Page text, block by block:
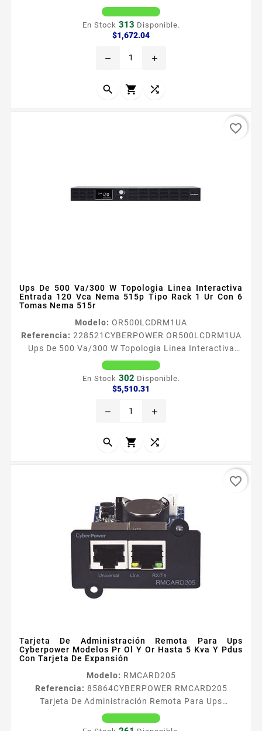
515p Tipo Gabinete Compacto Con 8 Tomas Nema
515r CyberPower CP425SLG garantiza la
proteccioacuten de respaldo de energiacutea para
de almacenamiento El producto adopta una
ahorro de energiacutea para ahorrar costos de...
En Stock 313 Disponible.
$1,672.04Precio
remove add
  
Ups De 500 Va/300 W Topologia Linea Interactiva
Entrada 120 Vca Nema 515p Tipo Rack 1 Ur Con 6
Tomas Nema 515r
Modelo: OR500LCDRM1UA
Referencia: 228521 CYBERPOWER OR500LCDRM1UA
Ups De 500 Va/300 W Topologia Linea Interactiva
Entrada 120 Vca Nema 515p Tipo Rack 1 Ur Con 6
Tomas Nema 515r CyberPower OR500LCDRM1U es
un UPS interactivo en liacutenea que ofrece
dispositivos de sistemas de oficina que incluyen PC
perifeacutericos Normalmente se integra en...
En Stock 302 Disponible.
$5,510.31
remove add
  
favorite_border
Tarjeta De Administración Remota Para Ups
Cyberpower Modelos Pr Ol Y Or Hasta 5 Kva Y Pdus
Con Tarjeta De Expansión
Modelo: RMCARD205
Referencia: 85864CYBERPOWER RMCARD205
Tarjeta De Administración Remota Para Ups
Cyberpower Modelos Pr Ol Y Or Hasta 5 Kva Y Pdus
Con Tarjeta De Expansión CyberPower RMCARD205
favorite_border